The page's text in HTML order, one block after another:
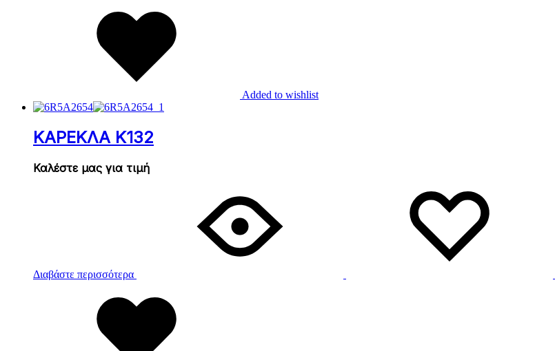
Added to wishlist
ΚΑΡΕΚΛΑ Κ132
Καλέστε μας για τιμή
Διαβάστε περισσότερα